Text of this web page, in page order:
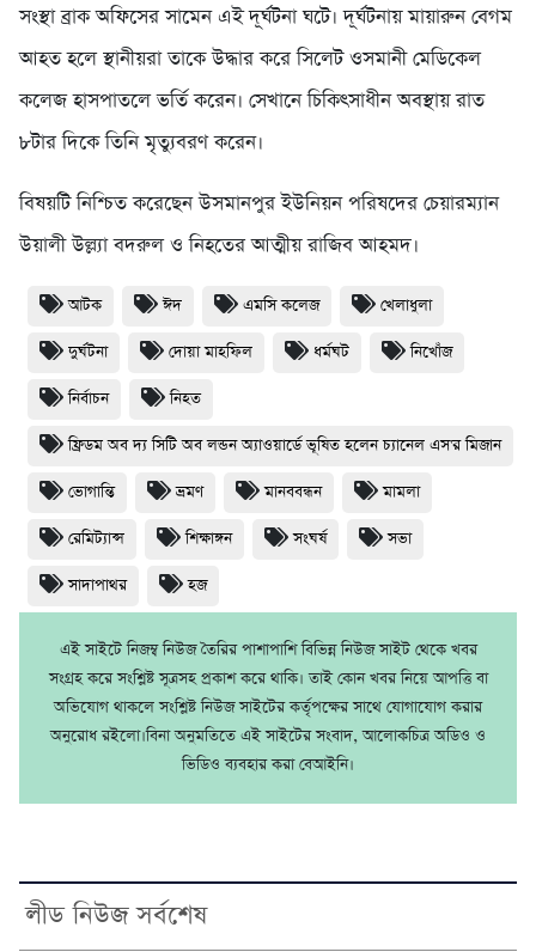
সংস্থা ব্রাক অফিসের সামেন এই দূর্ঘটনা ঘটে। দূর্ঘটনায় মায়ারুন বেগম
আহত হলে স্থানীয়রা তাকে উদ্ধার করে সিলেট ওসমানী মেডিকেল
কলেজ হাসপাতলে ভর্তি করেন। সেখানে চিকিৎসাধীন অবস্থায় রাত
৮টার দিকে তিনি মৃত্যুবরণ করেন।
বিষয়টি নিশ্চিত করেছেন উসমানপুর ইউনিয়ন পরিষদের চেয়ারম্যান
উয়ালী উল্ল্যা বদরুল ও নিহতের আত্মীয় রাজিব আহমদ।
আটক ঈদ এমসি কলেজ খেলাধুলা
দুর্ঘটনা দোয়া মাহফিল ধর্মঘট নিখোঁজ
নির্বাচন নিহত
ফ্রিডম অব দ্য সিটি অব লন্ডন অ্যাওয়ার্ডে ভূষিত হলেন চ্যানেল এস'র মিজান
ভোগান্তি ভ্রমণ মানববন্ধন মামলা
রেমিট্যান্স শিক্ষাঙ্গন সংঘর্ষ সভা
সাদাপাথর হজ
এই সাইটে নিজম্ব নিউজ তৈরির পাশাপাশি বিভিন্ন নিউজ সাইট থেকে খবর
সংগ্রহ করে সংশ্লিষ্ট সূত্রসহ প্রকাশ করে থাকি। তাই কোন খবর নিয়ে আপত্তি বা
অভিযোগ থাকলে সংশ্লিষ্ট নিউজ সাইটের কর্তৃপক্ষের সাথে যোগাযোগ করার
অনুরোধ রইলো।বিনা অনুমতিতে এই সাইটের সংবাদ, আলোকচিত্র অডিও ও
ভিডিও ব্যবহার করা বেআইনি।
লীড নিউজ সর্বশেষ